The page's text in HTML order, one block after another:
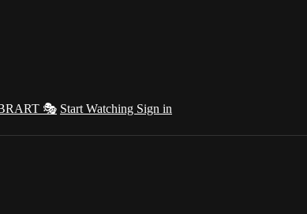
🎭 Start Watching Sign in